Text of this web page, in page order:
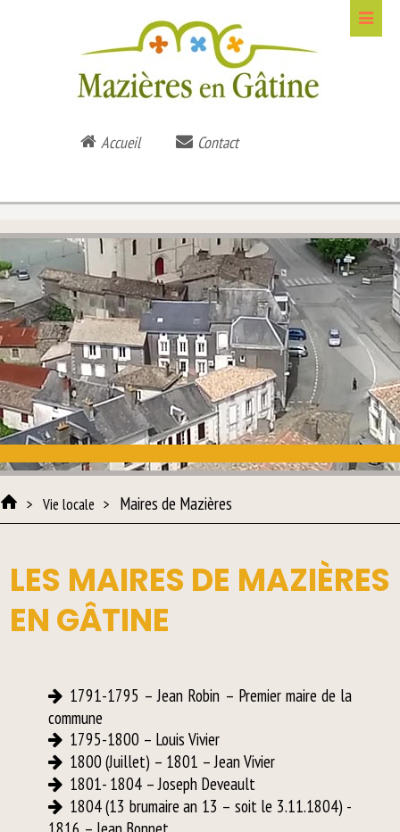
Accueil Contact
Vie locale Maires de Mazières
LES MAIRES DE MAZIÈRES
EN GÂTINE
1791-1795 – Jean Robin – Premier maire de la
commune
1795-1800 – Louis Vivier
1800 (Juillet) – 1801 – Jean Vivier
1801- 1804 – Joseph Deveault
1804 (13 brumaire an 13 – soit le 3.11.1804) -